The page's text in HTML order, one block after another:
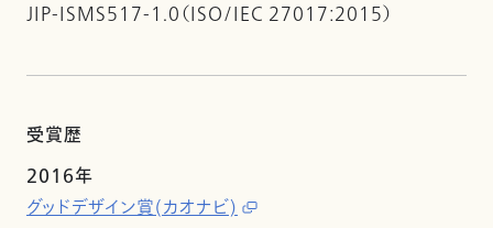
JIP-ISMS517-1.0（ISO/IEC 27017:2015）
受賞歴
2016年
グッドデザイン賞(カオナビ)